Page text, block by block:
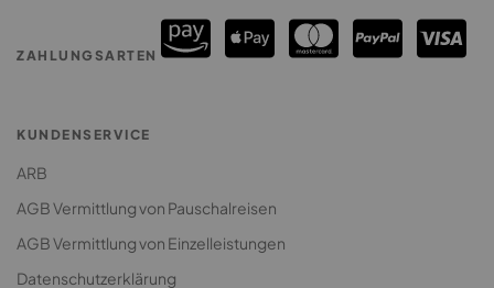
ZAHLUNGSARTEN
KUNDENSERVICE
ARB
AGB Vermittlung von Pauschalreisen
AGB Vermittlung von Einzelleistungen
Datenschutzerklärung